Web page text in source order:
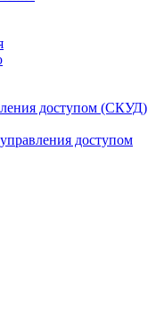
доступом (СКУД)
доступом